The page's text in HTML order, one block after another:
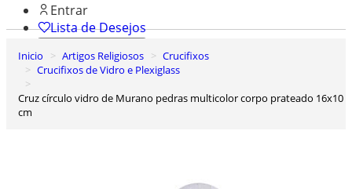
Entrar
Lista de Desejos
0
Carrinho de Compras
Inicio Artigos Religiosos
Crucifixos
Crucifixos de Vidro e Plexiglass
Cruz círculo vidro de Murano pedras multicolor corpo prateado 16x10
cm